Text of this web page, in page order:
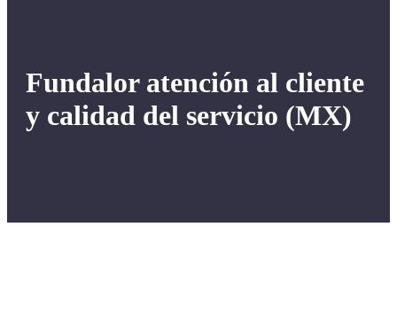
Fundalor atención al cliente
y calidad del servicio (MX)